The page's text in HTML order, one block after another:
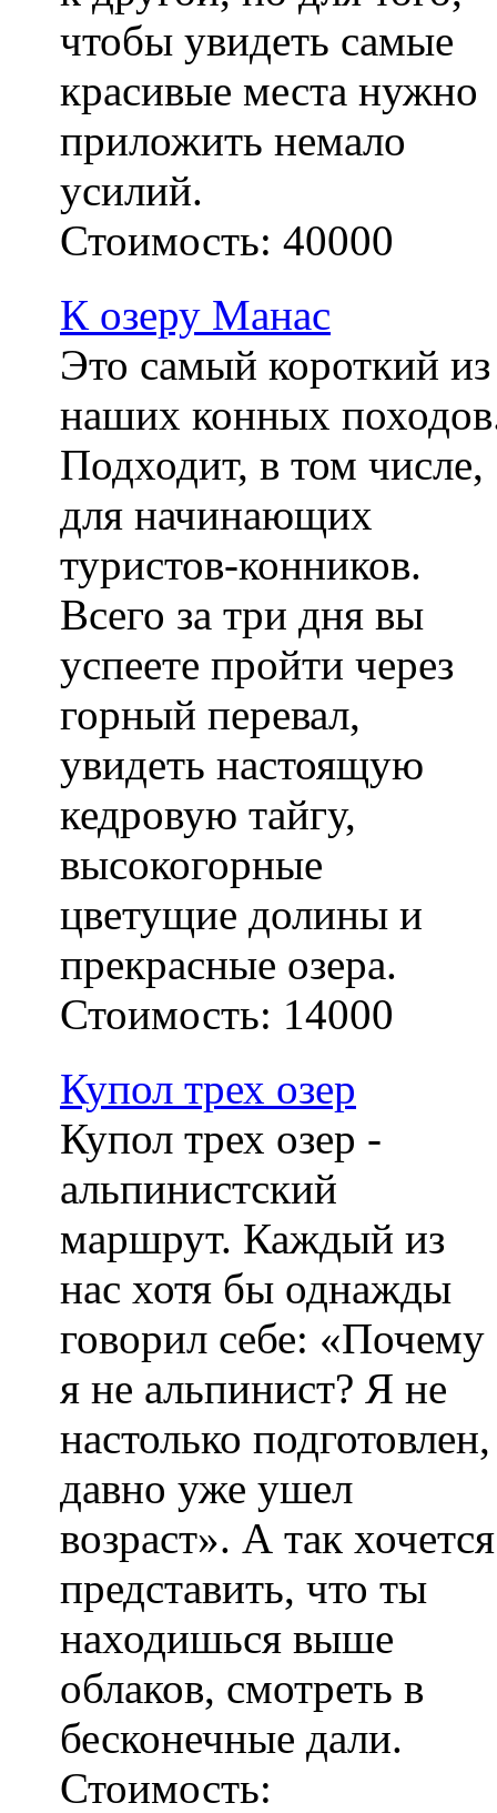
чтобы увидеть самые
красивые места нужно
приложить немало
усилий.
Стоимость: 40000
К озеру Манас
Это самый короткий из
наших конных
Подходит, в том числе,
для начинающих
туристов-конников.
Всего за три дня вы
успеете пройти через
горный перевал,
увидеть настоящую
кедровую тайгу,
высокогорные
цветущие долины и
прекрасные озера.
Стоимость: 14000
Купол трех озер
Купол трех озер -
альпинистский
маршрут. Каждый из
нас хотя бы однажды
говорил себе: «Почему
я не альпинист? Я не
настолько подготовлен,
давно уже ушел
возраст». А так хочется
представить, что ты
находишься выше
облаков, смотреть в
бесконечные дали.
Стоимость: